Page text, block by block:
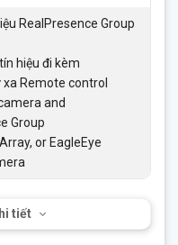
RealPresence Group
hiệu đi kèm
Remote control
and
Group
or EagleEye
tiết